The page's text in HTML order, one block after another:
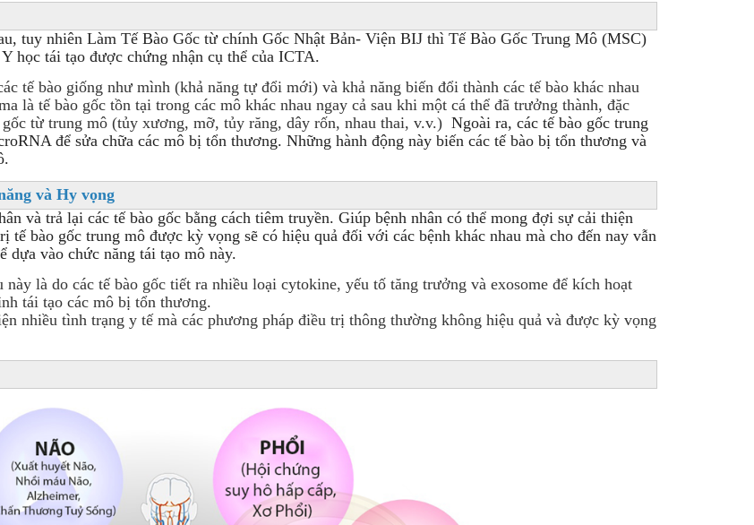
tuy nhiên Làm Tế Bào Gốc từ chính Gốc Nhật Bản- Viện BIJ thì Tế Bào Gốc Trung Mô (MSC)
học tái tạo được chứng nhận cụ thể của ICTA.
tế bào giống như mình (khả năng tự đổi mới) và khả năng biến đổi thành các tế bào khác nhau
là tế bào gốc tồn tại trong các mô khác nhau ngay cả sau khi một cá thể đã trưởng thành, đặc
từ trung mô (tủy xương, mỡ, tủy răng, dây rốn, nhau thai, v.v.) Ngoài ra, các tế bào gốc trung
để sửa chữa các mô bị tổn thương. Những hành động này biến các tế bào bị tổn thương và
và Hy vọng
và trả lại các tế bào gốc bằng cách tiêm truyền. Giúp bệnh nhân có thể mong đợi sự cải thiện
bào gốc trung mô được kỳ vọng sẽ có hiệu quả đối với các bệnh khác nhau mà cho đến nay vẫn
dựa vào chức năng tái tạo mô này.
là do các tế bào gốc tiết ra nhiều loại cytokine, yếu tố tăng trưởng và exosome để kích hoạt
tái tạo các mô bị tổn thương.
nhiều tình trạng y tế mà các phương pháp điều trị thông thường không hiệu quả và được kỳ vọng